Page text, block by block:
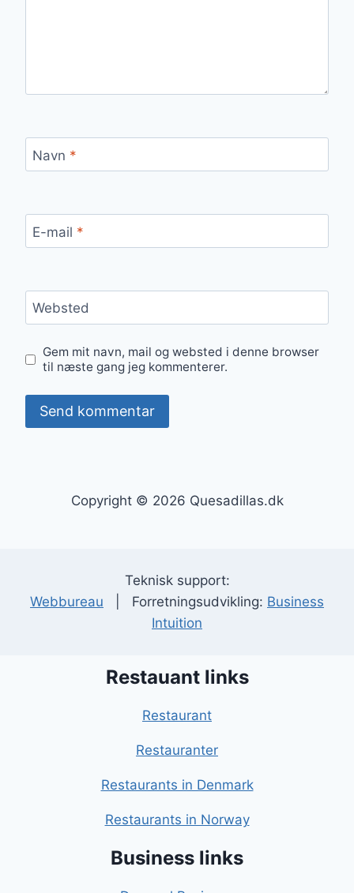
Navn *
E-mail *
Websted
Gem mit navn, mail og websted i denne browser
til næste gang jeg kommenterer.
Copyright © 2026 Quesadillas.dk
Teknisk support:
Webbureau | Forretningsudvikling: Business
Intuition
Restauant links
Restaurant
Restauranter
Restaurants in Denmark
Restaurants in Norway
Business links